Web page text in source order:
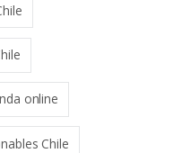
online
Chile